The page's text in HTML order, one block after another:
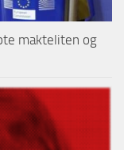
makteliten og